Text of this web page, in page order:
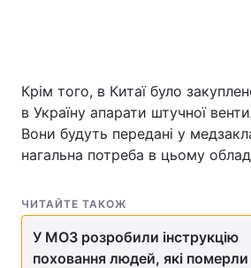
Крім того, в Китаї було
в Україну апарати штучної
Вони будуть передані у
нагальна потреба в цьому
ЧИТАЙТЕ ТАКОЖ
У МОЗ розробили інструкцію
поховання людей, які померли